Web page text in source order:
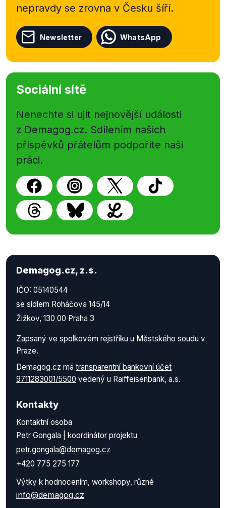
nepravdy se zrovna v Česku šíří.
Newsletter WhatsApp
Sociální sítě
Nenechte si ujít nejnovější události
z Demagog.cz. Sdílením našich
příspěvků přátelům podpoříte naši
práci.
Demagog.cz, z.s.
IČO: 05140544
se sídlem Roháčova 145/14
Žižkov, 130 00 Praha 3
Zapsaný ve spolkovém rejstříku u Městského soudu v
Praze.
Demagog.cz má transparentní bankovní účet
9711283001/5500 vedený u Raiffeisenbank, a.s.
Kontakty
Kontaktní osoba
Petr Gongala | koordinátor projektu
petr.gongala@demagog.cz
+420 775 275 177
Výtky k hodnocením, workshopy, různé
info@demagog.cz